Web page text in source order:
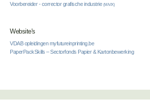
Voorbereider - corrector grafische industrie (M/V/X)
Website's
VDAB opleidingen myfutureinprinting.be
PaperPackSkills – Sectorfonds Papier & Kartonbewerking